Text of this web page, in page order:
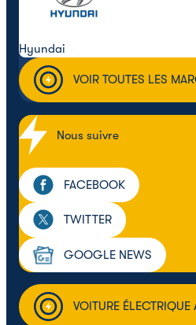
Hyundai
VOIR TOUTES LES
Nous suivre
FACEBOOK
TWITTER
GOOGLE NEWS
VOITURE ÉLECTRIQUE